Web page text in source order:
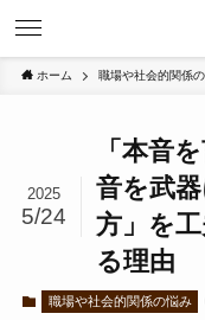
ホーム 職場や社会的関係
「本音
音を武
方」を
る理由
2025
5/24
職場や社会的関係の悩み